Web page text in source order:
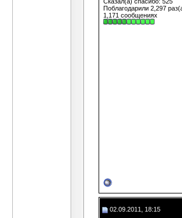
Поблагодарили 2,297
1,171 сообщениях
02.09.2011, 18:15